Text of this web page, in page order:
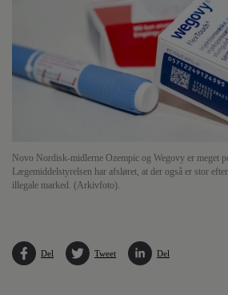
Novo Nordisk-midlerne Ozempic og Wegovy er meget
Lægemiddelstyrelsen har afsløret, at der også er stor
illegale marked. (Arkivfoto).
Del Tweet Del